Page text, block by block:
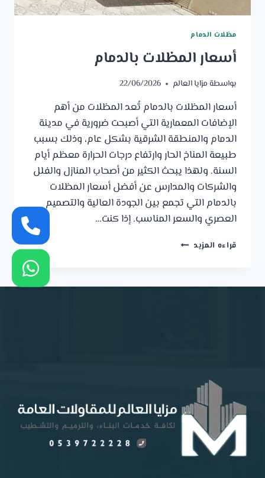
مظلات الدمام
أسعار المظلات بالدمام
بواسطة مزايا العالم 22/06/2026
أسعار المظلات بالدمام تُعد المظلات من أهم
الإضافات المعمارية التي أصبحت ضرورية في مدينة
الدمام والمنطقة الشرقية بشكل عام، وذلك بسبب
طبيعة المناخ الحار وارتفاع درجات الحرارة معظم أيام
السنة. ولهذا يبحث الكثير من أصحاب المنازل والفلل
والشركات والمدارس عن أفضل أسعار المظلات
بالدمام التي تجمع بين الجودة العالية والتصميم
العصري والسعر المناسب. إذا كنت…
قراءه المزيد أسعار